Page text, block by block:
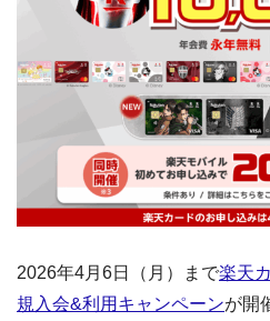
2026年4月6日（月）まで楽天
規入会&利用キャンペーンが開